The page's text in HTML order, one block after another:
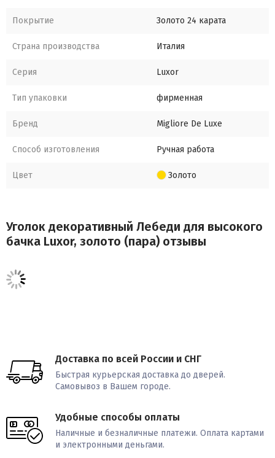
Покрытие Золото 24 карата
Страна производства Италия
Серия Luxor
Тип упаковки фирменная
Бренд Migliore De Luxe
Способ изготовления Ручная работа
Цвет Золото
Уголок декоративный Лебеди для высокого
бачка Luxor, золото (пара) отзывы
Доставка по всей России и СНГ
Быстрая курьерская доставка до дверей.
Самовывоз в Вашем городе.
Удобные способы оплаты
Наличные и безналичные платежи. Оплата картами
и электронными деньгами.